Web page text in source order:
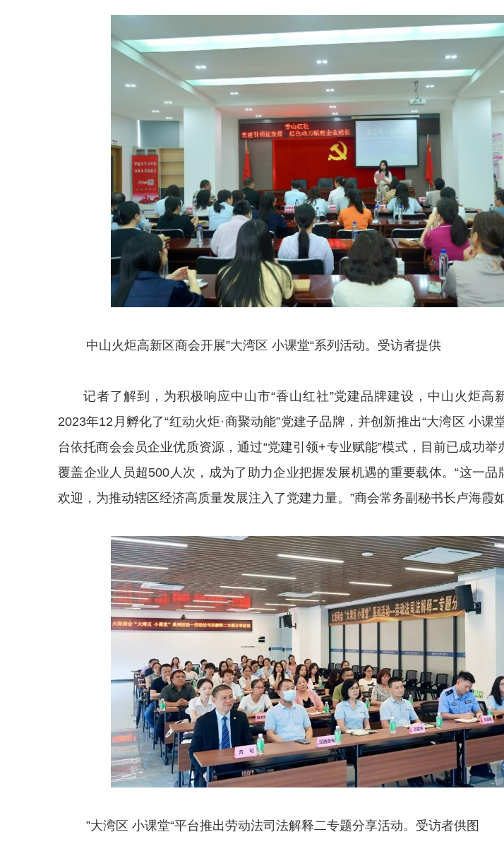
中山火炬高新区商会开展”大湾区 小课堂“系列活动。受访者提供
记者了解到，为积极响应中山市“香山红社”党建品牌建设，中山火炬高
2023年12月孵化了“红动火炬·商聚动能”党建子品牌，并创新推出“大湾区 小课
台依托商会会员企业优质资源，通过“党建引领+专业赋能”模式，目前已成功举
覆盖企业人员超500人次，成为了助力企业把握发展机遇的重要载体。“这一品
欢迎，为推动辖区经济高质量发展注入了党建力量。”商会常务副秘书长卢海霞如
”大湾区 小课堂“平台推出劳动法司法解释二专题分享活动。受访者供图